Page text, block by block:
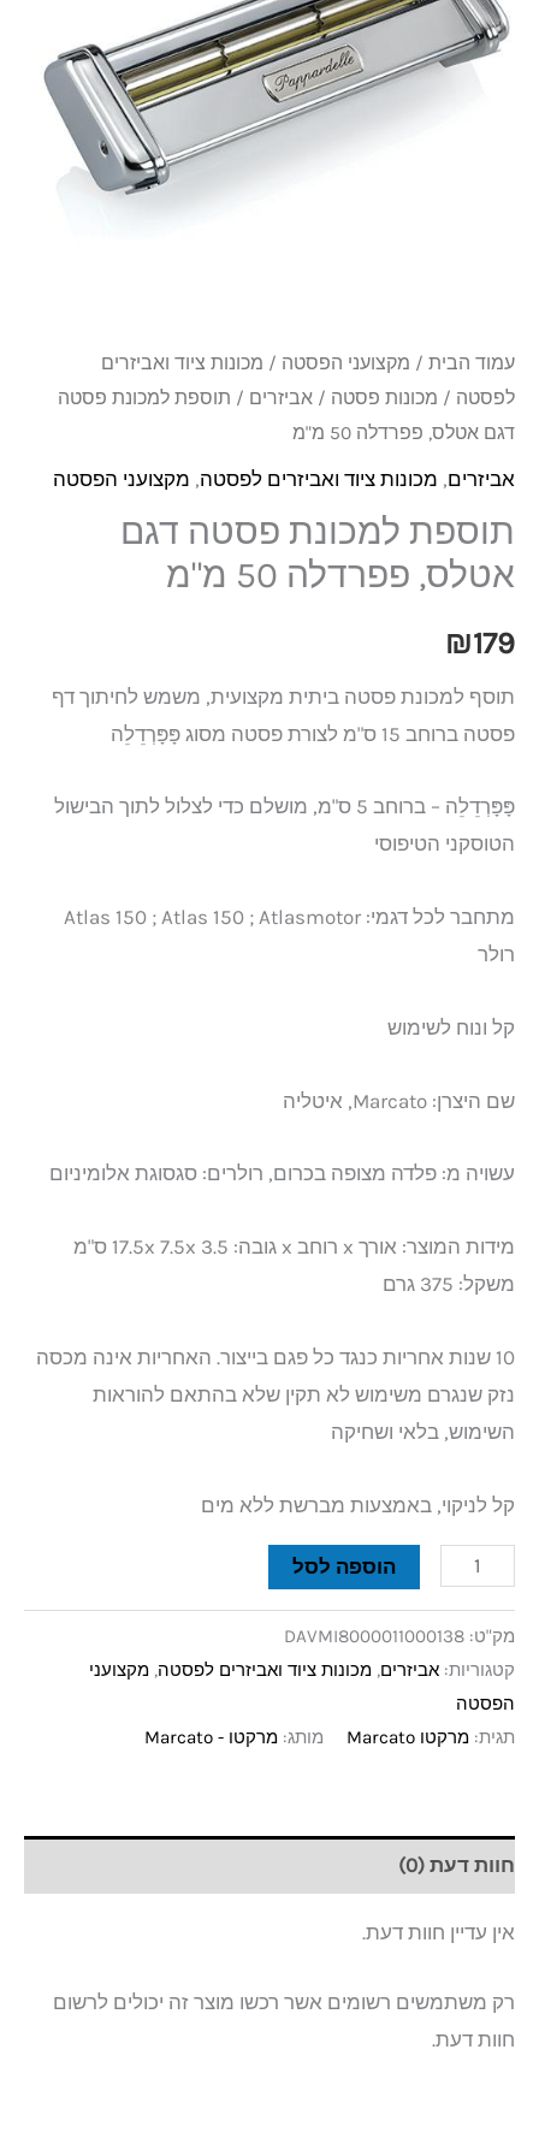
עמוד הבית / מקצועני הפסטה / מכונות ציוד ואביזרים
לפסטה / מכונות פסטה / אביזרים / תוספת למכונת פסטה
דגם אטלס, פפרדלה 50 מ"מ
אביזרים, מכונות ציוד ואביזרים לפסטה, מקצועני הפסטה
תוספת למכונת פסטה דגם
אטלס, פפרדלה 50 מ"מ
₪179
תוסף למכונת פסטה ביתית מקצועית, משמש לחיתוך דף
פסטה ברוחב 15 ס"מ לצורת פסטה מסוג פָּפָּרְדֵלֵה
פָּפָּרְדֵלֵה – ברוחב 5 ס"מ, מושלם כדי לצלול לתוך הבישול
הטוסקני הטיפוסי
מתחבר לכל דגמי: Atlas 150 ; Atlas 150 ; Atlasmotor
רולר
קל ונוח לשימוש
שם היצרן: Marcato, איטליה
עשויה מ: פלדה מצופה בכרום, רולרים: סגסוגת אלומיניום
מידות המוצר: אורך x רוחב x גובה: 3.5 17.5x 7.5x ס"מ
משקל: 375 גרם
10 שנות אחריות כנגד כל פגם בייצור. האחריות אינה מכסה
נזק שנגרם משימוש לא תקין שלא בהתאם להוראות
השימוש, בלאי ושחיקה
קל לניקוי, באמצעות מברשת ללא מים
דגם
אטלס,
הוספה לסל
מק"ט: DAVMI8000011000138
קטגוריות: אביזרים, מכונות ציוד ואביזרים לפסטה, מקצועני
הפסטה
תגית: מרקטו Marcato מותג: מרקטו - Marcato
חוות דעת (0)
אין עדיין חוות דעת.
רק משתמשים רשומים אשר רכשו מוצר זה יכולים לרשום
חוות דעת.